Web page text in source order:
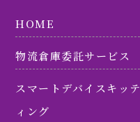
HOME
物流倉庫委託サービス
スマートデバイスキッテ
ィング